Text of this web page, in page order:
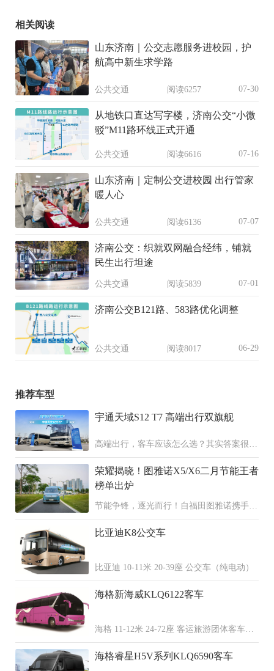
相关阅读
山东济南｜公交志愿服务进校园，护
航高中新生求学路
公共交通 阅读6257 07-30
从地铁口直达写字楼，济南公交“小微
驳”M11路环线正式开通
公共交通 阅读6616 07-16
山东济南｜定制公交进校园 出行管家
暖人心
公共交通 阅读6136 07-07
济南公交：织就双网融合经纬，铺就
民生出行坦途
公共交通 阅读5839 07-01
济南公交B121路、583路优化调整
公共交通 阅读8017 06-29
推荐车型
宇通天域S12 T7 高端出行双旗舰
高端出行，客车应该怎么选？其实答案很简
单，天域S12+宇通T7双旗舰，配置拉满、
各擅其长，覆盖了高端旅游、公商务接待还
有高端通勤这三大高品质的出行场景。
荣耀揭晓！图雅诺X5/X6二月节能王者
榜单出炉
节能争锋，逐光而行！自福田图雅诺携手全
国30家经销商共同发起图雅诺X5、X6区域
节能挑战赛以来，赛事热度持续攀升，吸引
是利润”的核心价值。
比亚迪K8公交车
比亚迪 10-11米 20-39座 公交车（纯电动）
海格新海威KLQ6122客车
海格 11-12米 24-72座 客运旅游团体客车
（柴油 天然气 混合动力）
海格睿星H5V系列KLQ6590客车